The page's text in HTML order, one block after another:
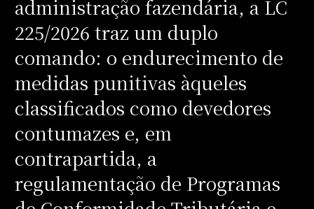
administração fazendária, a LC
225/2026 traz um duplo
comando: o endurecimento de
medidas punitivas àqueles
classificados como devedores
contumazes e, em
contrapartida, a
regulamentação de Programas